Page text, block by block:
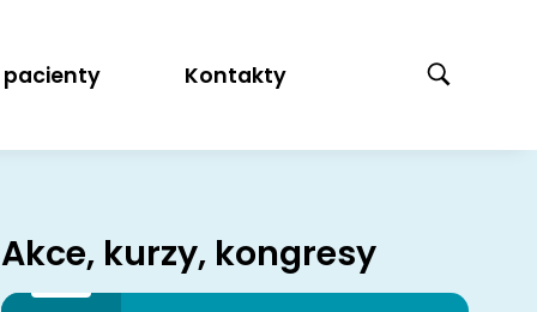
pacienty Kontakty
Akce, kurzy, kongresy